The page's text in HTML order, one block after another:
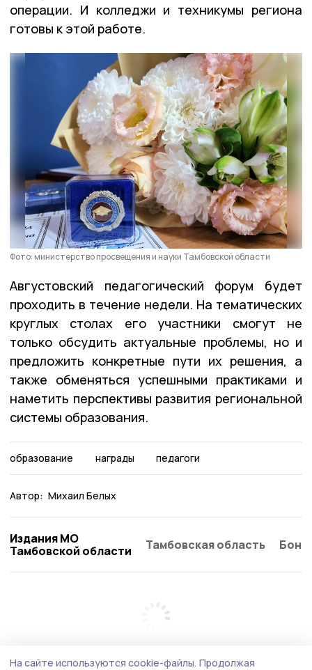
операции. И колледжи и техникумы региона
готовы к этой работе.
Фото: министерство просвещения и науки Тамбовской области
Августовский педагогический форум будет
проходить в течение недели. На тематических
круглых столах его участники смогут не
только обсудить актуальные проблемы, но и
предложить конкретные пути их решения, а
также обменяться успешными практиками и
наметить перспективы развития региональной
системы образования.
образование награды педагоги
Автор: Михаил Белых
Издания МО
Тамбовской области
Тамбовская область
На сайте используются cookie-файлы. Продолжая